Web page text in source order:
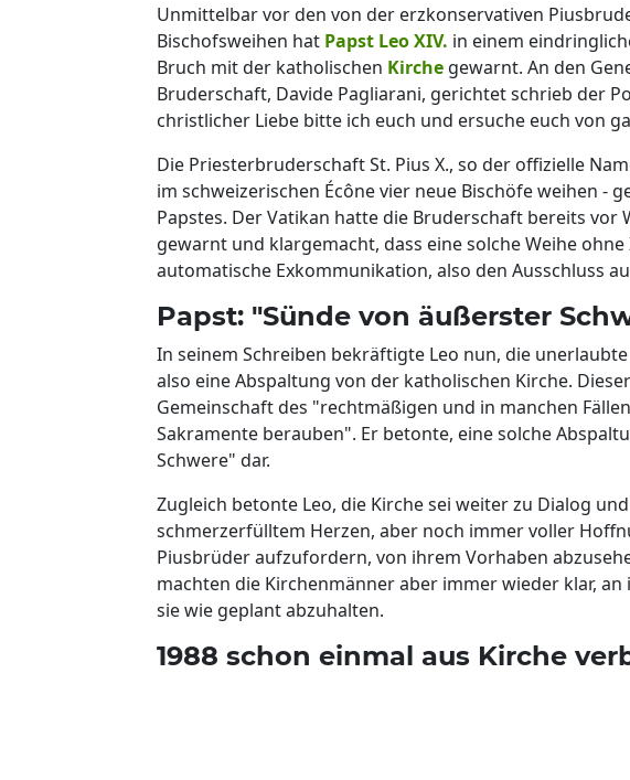
Unmittelbar vor den von der erzkonservativen
Bischofsweihen hat Papst Leo XIV. in einem
Bruch mit der katholischen Kirche gewarnt. An den
Bruderschaft, Davide Pagliarani, gerichtet schrieb der
christlicher Liebe bitte ich euch und ersuche euch von
Die Priesterbruderschaft St. Pius X., so der offizielle
im schweizerischen Écône vier neue Bischöfe weihen -
Papstes. Der Vatikan hatte die Bruderschaft bereits
gewarnt und klargemacht, dass eine solche Weihe
automatische Exkommunikation, also den Ausschluss
Papst: "Sünde von äußerster
In seinem Schreiben bekräftigte Leo nun, die
also eine Abspaltung von der katholischen Kirche.
Gemeinschaft des "rechtmäßigen und in manchen
Sakramente berauben". Er betonte, eine solche
Schwere" dar.
Zugleich betonte Leo, die Kirche sei weiter zu Dialog
schmerzerfülltem Herzen, aber noch immer voller
Piusbrüder aufzufordern, von ihrem Vorhaben
machten die Kirchenmänner aber immer wieder klar,
sie wie geplant abzuhalten.
1988 schon einmal aus Kirche